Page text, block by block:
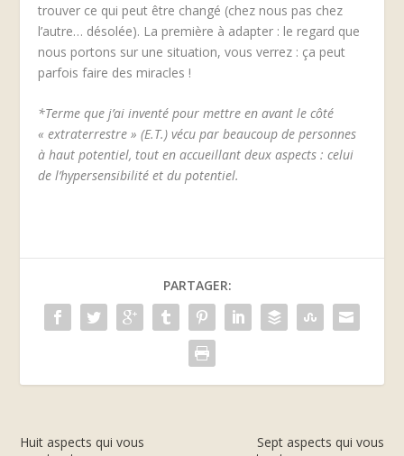
trouver ce qui peut être changé (chez nous pas chez
l’autre… désolée). La première à adapter : le regard que
nous portons sur une situation, vous verrez : ça peut
parfois faire des miracles !
*Terme que j’ai inventé pour mettre en avant le côté
« extraterrestre » (E.T.) vécu par beaucoup de personnes
à haut potentiel, tout en accueillant deux aspects : celui
de l’hypersensibilité et du potentiel.
PARTAGER:
Huit aspects qui vous
Sept aspects qui vous